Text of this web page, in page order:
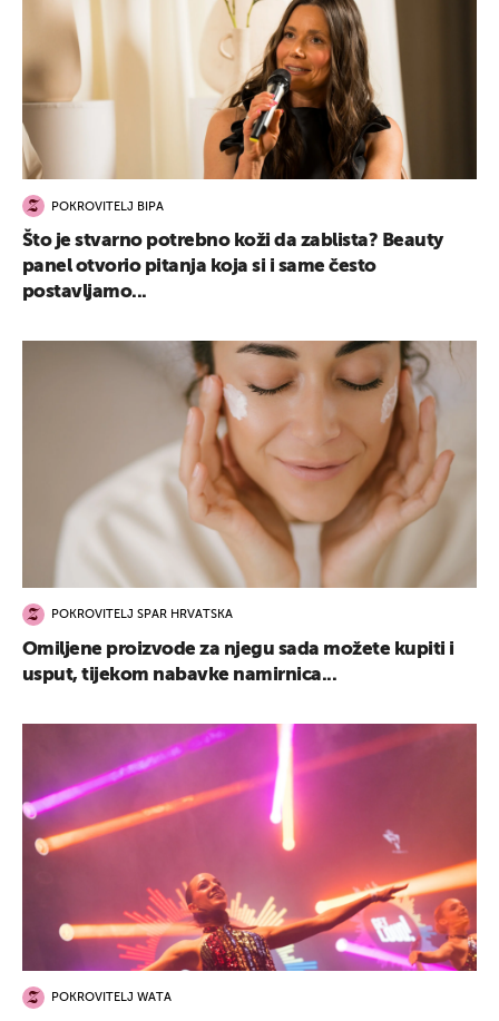
POKROVITELJ BIPA
Što je stvarno potrebno koži da zablista? Beauty
panel otvorio pitanja koja si i same često
postavljamo...
POKROVITELJ SPAR HRVATSKA
Omiljene proizvode za njegu sada možete kupiti i
usput, tijekom nabavke namirnica...
POKROVITELJ WATA